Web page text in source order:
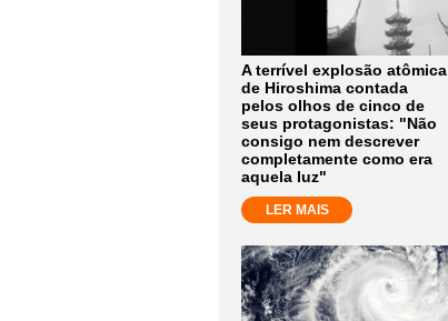
A terrível explosão atômica
de Hiroshima contada
pelos olhos de cinco de
seus protagonistas: "Não
consigo nem descrever
completamente como era
aquela luz"
LER MAIS